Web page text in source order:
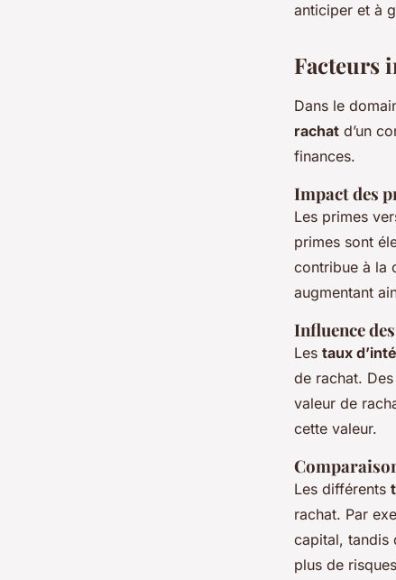
anticiper et à
Facteurs
Dans le
rachat d’un
finances.
Impact des
Les primes
primes sont
contribue à la
augmentant
Influence
Les taux
de rachat.
valeur de
cette valeur.
Les différents
rachat. Par
capital, tandis
plus de